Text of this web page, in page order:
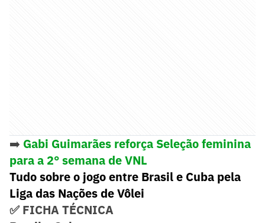
➡️ Gabi Guimarães reforça Seleção feminina
para a 2° semana de VNL
Tudo sobre o jogo entre Brasil e Cuba pela
Liga das Nações de Vôlei
✅ FICHA TÉCNICA